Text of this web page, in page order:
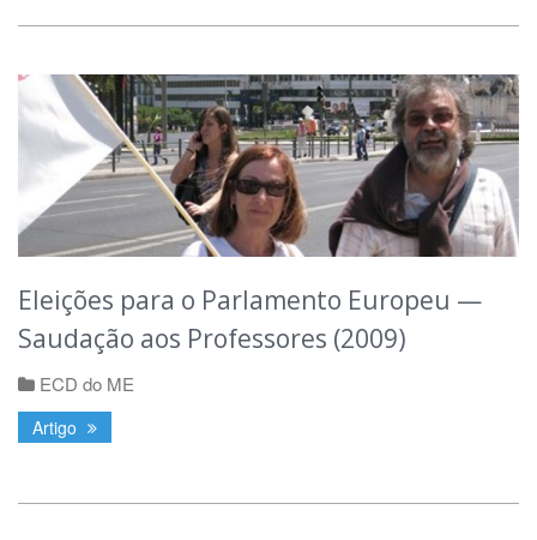
Eleições para o Parlamento Europeu —
Saudação aos Professores (2009)
ECD do ME
Artigo